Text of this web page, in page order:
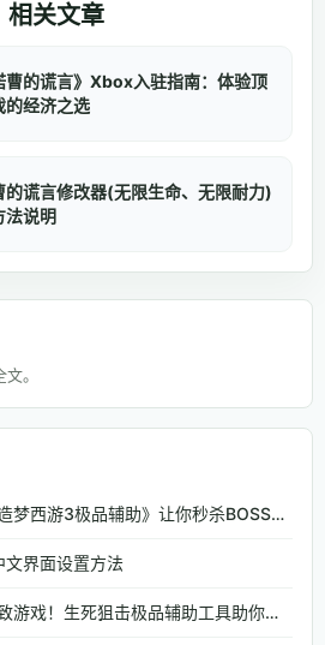
相关文章
曹的谎言》Xbox入驻指南：体验顶
的经济之选
的谎言修改器(无限生命、无限耐力)
法说明
。
提升游戏实力！《造梦西游3极品辅助》让你秒杀BOSS、逆天属性一键修改
文界面设置方法
超越常规，体验极致游戏！生死狙击极品辅助工具助你无往不利